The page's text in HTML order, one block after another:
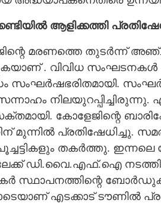
ആളിക്കത്തി
മരണത്തെ തുടർന്ന്
. വിവിധ സംഘടനകൾ
സംഘർഷഭരിതമായി.
കോളേജിന്റെ
മുന്നിൽ പ്രതിഷേധിച്ചു.
തകർത്തു. ഇന്നലെ
ഡി.വൈ.എഫ്‌.ഐ
സ്ഥാപനത്തിന്റെ
എടക്കാട് ടൗണിൽ